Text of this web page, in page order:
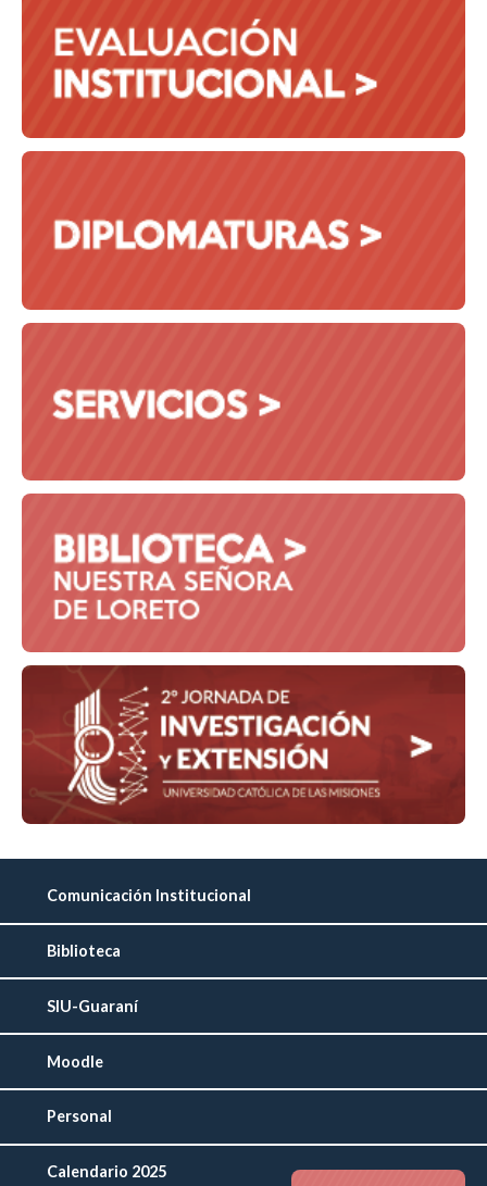
Comunicación Institucional
Biblioteca
SIU-Guaraní
Moodle
Personal
Calendario 2025